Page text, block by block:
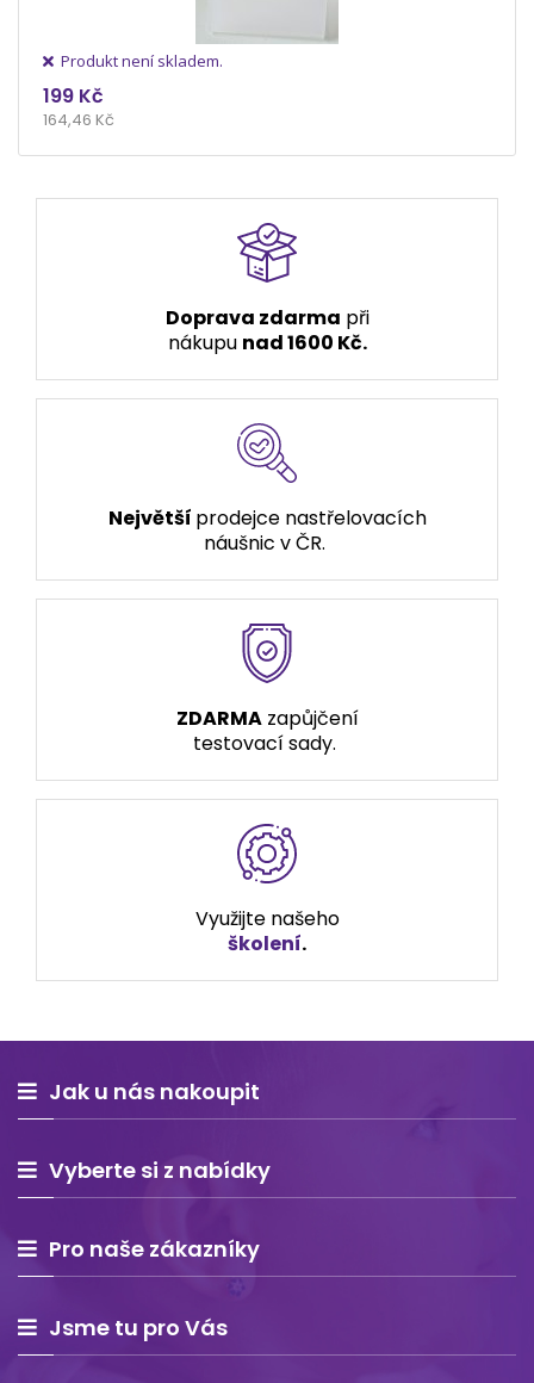
Produkt není skladem.
199 Kč
164,46 Kč
Doprava zdarma při
nákupu nad 1600 Kč.
Největší prodejce nastřelovacích
náušnic v ČR.
ZDARMAzapůjčení
testovací sady.
Využijte našeho
školení.
Jak u nás nakoupit
Vyberte si z nabídky
Pro naše zákazníky
Jsme tu pro Vás